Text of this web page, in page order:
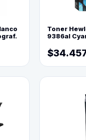
Toner
9386al